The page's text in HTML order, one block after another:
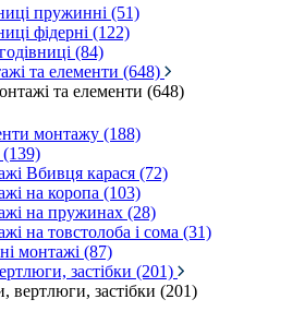
пружинні (51)
фідерні (122)
(84)
та елементи (648)
та елементи (648)
монтажу (188)
(139)
Вбивця карася (72)
на коропа (103)
на пружинах (28)
на товстолоба і сома (31)
монтажі (87)
застібки (201)
вертлюги, застібки (201)